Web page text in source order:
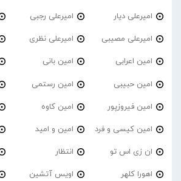
امیرعلی دیار امیرعلی رجبی
امیرعلی مصیبی امیرعلی نظری
امین اعرابی امین بانی
امین حبیبی امین رستمی
امین فیروزپور امین کاوه
امین کیسی و فرد امین و امید
ان زی اس تو انتظار
اهورا کلهر اویس آتشین